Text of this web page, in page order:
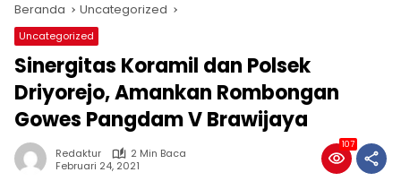
Beranda Uncategorized
Uncategorized
Sinergitas Koramil dan Polsek
Driyorejo, Amankan Rombongan
Gowes Pangdam V Brawijaya
Redaktur
2 Min Baca
Februari 24, 2021
107